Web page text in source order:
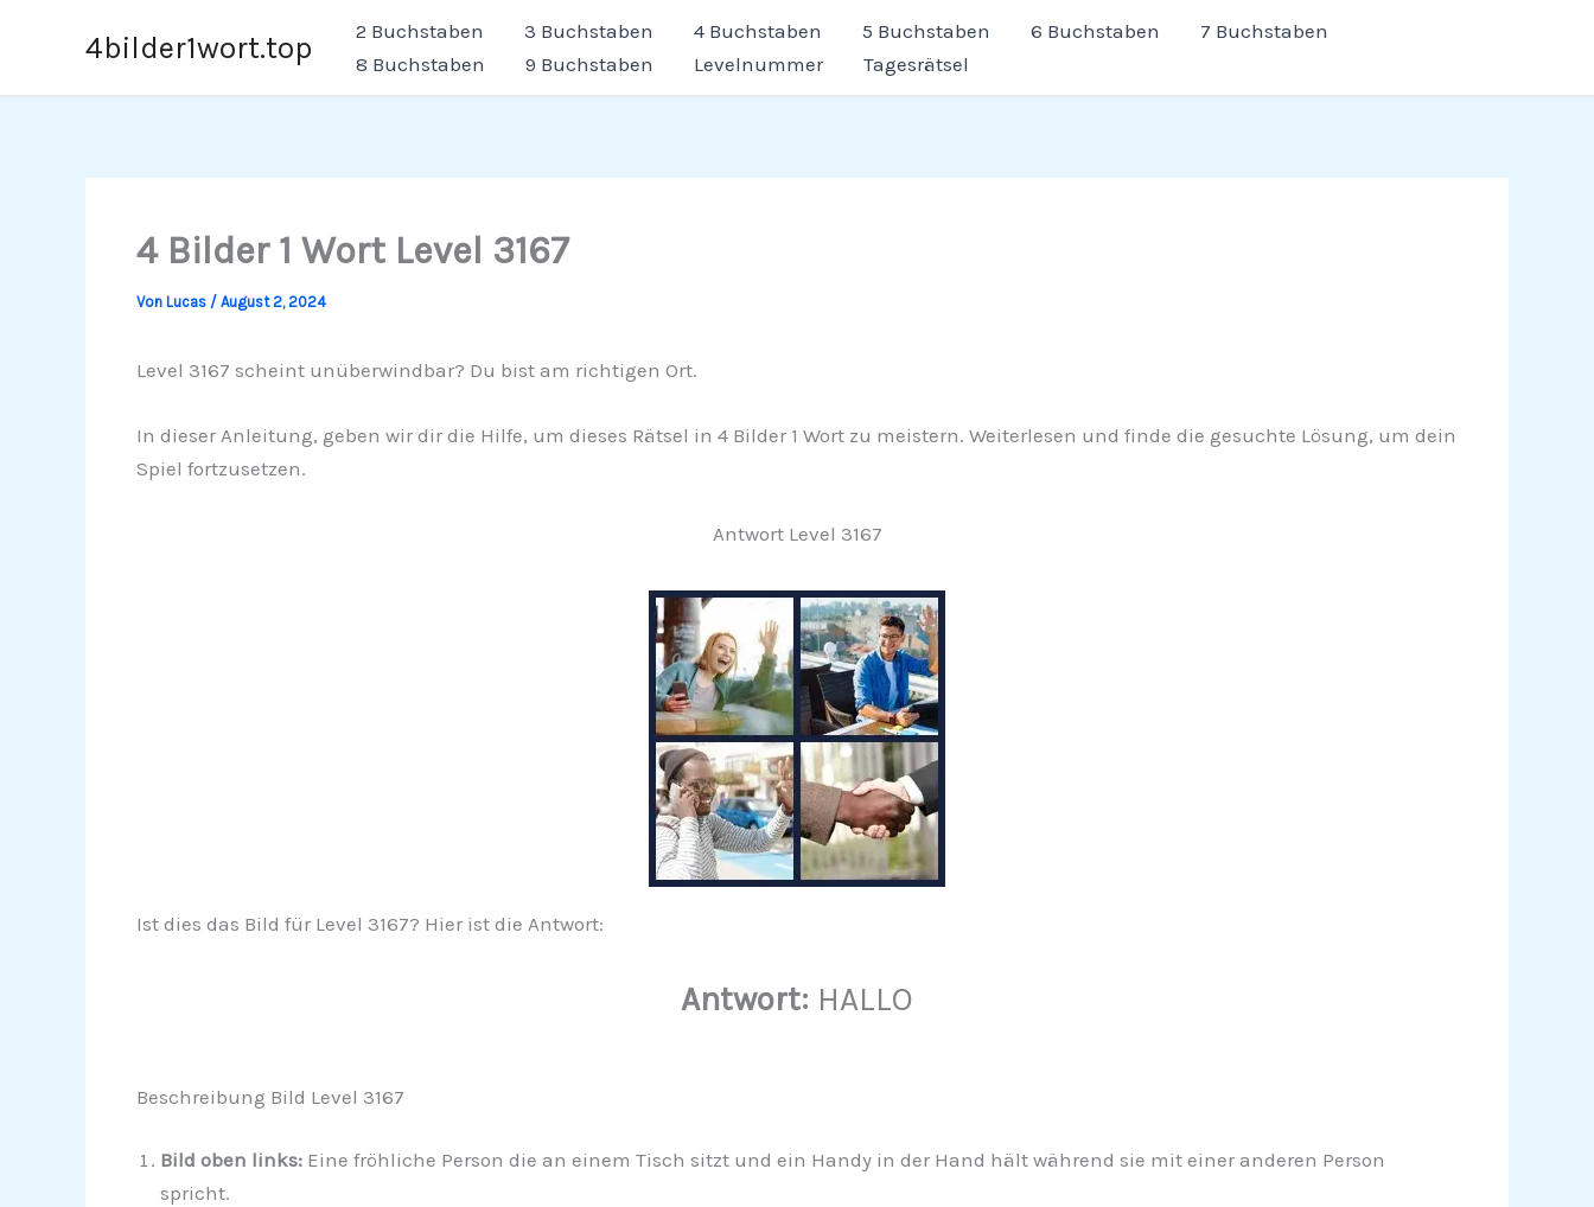
4bilder1wort.top 2 Buchstaben 3 Buchstaben 4 Buchstaben 5 Buchstaben 6 Buchstaben
7 Buchstaben
8 Buchstaben
9 Buchstaben Levelnummer Tagesrätsel
4 Bilder 1 Wort Level 3167
Von Lucas / August 2, 2024
Level 3167 scheint unüberwindbar? Du bist am richtigen Ort.
In dieser Anleitung, geben wir dir die Hilfe, um dieses Rätsel in 4 Bilder 1 Wort zu meistern. Weiterlesen und finde die gesuchte Lösung, um dein
Spiel fortzusetzen.
Antwort Level 3167
Ist dies das Bild für Level 3167? Hier ist die Antwort:
Antwort: HALLO
Beschreibung Bild Level 3167
Bild oben links:Eine fröhliche Person die an einem Tisch sitzt und ein Handy in der Hand hält während sie mit einer anderen Person
spricht.